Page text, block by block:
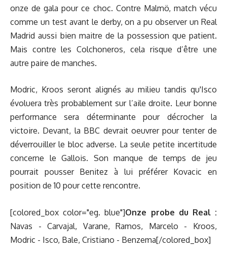
onze de gala pour ce choc. Contre Malmö, match vécu
comme un test avant le derby, on a pu observer un Real
Madrid aussi bien maitre de la possession que patient.
Mais contre les Colchoneros, cela risque d’être une
autre paire de manches.
Modric, Kroos seront alignés au milieu tandis qu'Isco
évoluera très probablement sur l’aile droite. Leur bonne
performance sera déterminante pour décrocher la
victoire. Devant, la BBC devrait oeuvrer pour tenter de
déverrouiller le bloc adverse. La seule petite incertitude
concerne le Gallois. Son manque de temps de jeu
pourrait pousser Benitez à lui préférer Kovacic en
position de 10 pour cette rencontre.
[colored_box color="eg. blue"]Onze probe du Real :
Navas - Carvajal, Varane, Ramos, Marcelo - Kroos,
Modric - Isco, Bale, Cristiano - Benzema[/colored_box]